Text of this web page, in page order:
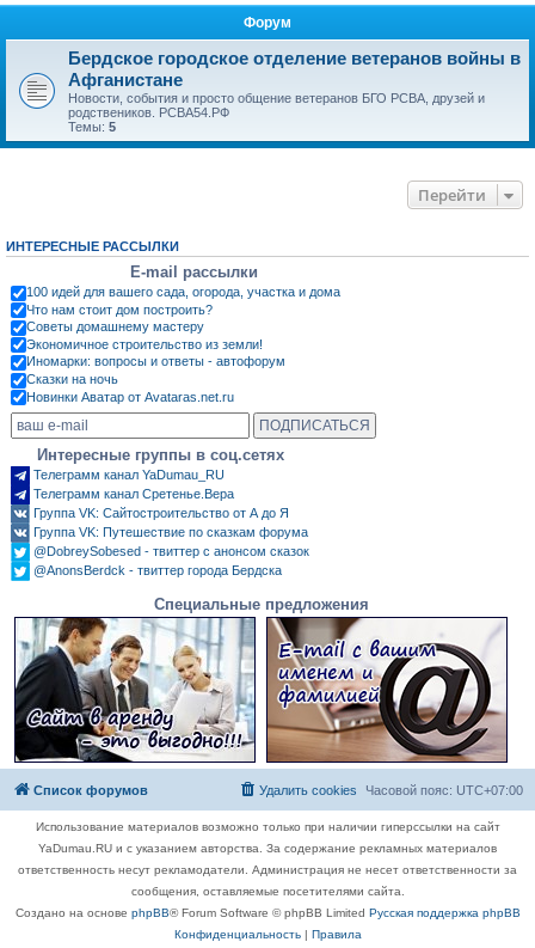
к
Форум
Бердское городское отделение ветеранов войны в
Афганистане
Новости, события и просто общение ветеранов БГО РСВА, друзей и
родствеников. РСВА54.РФ
Темы: 5
Перейти
ИНТЕРЕСНЫЕ РАССЫЛКИ
E-mail рассылки
100 идей для вашего сада, огорода, участка и дома
Что нам стоит дом построить?
Советы домашнему мастеру
Экономичное строительство из земли!
Иномарки: вопросы и ответы - автофорум
Сказки на ночь
Новинки Аватар от Avataras.net.ru
Интересные группы в соц.сетях
Телеграмм канал YaDumau_RU
Телеграмм канал Сретенье.Вера
Группа VK: Сайтостроительство от А до Я
Группа VK: Путешествие по сказкам форума
@DobreySobesed - твиттер с анонсом сказок
@AnonsBerdck - твиттер города Бердска
Специальные предложения
Список форумов Часовой пояс: UTC+07:00
Удалить cookies
Использование материалов возможно только при наличии гиперссылки на сайт
YaDumau.RU и с указанием авторства. За содержание рекламных материалов
ответственность несут рекламодатели. Администрация не несет ответственности за
сообщения, оставляемые посетителями сайта.
Создано на основе phpBB® Forum Software © phpBB Limited Русская поддержка phpBB
Конфиденциальность| Правила